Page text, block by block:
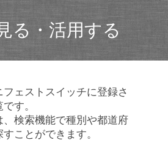
る・活用する
フェストスイッチに登録さ
す。
、検索機能で種別や都道府
ことができます。